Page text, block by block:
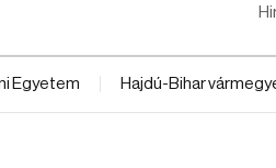
Egyetem Hajdú-Bihar